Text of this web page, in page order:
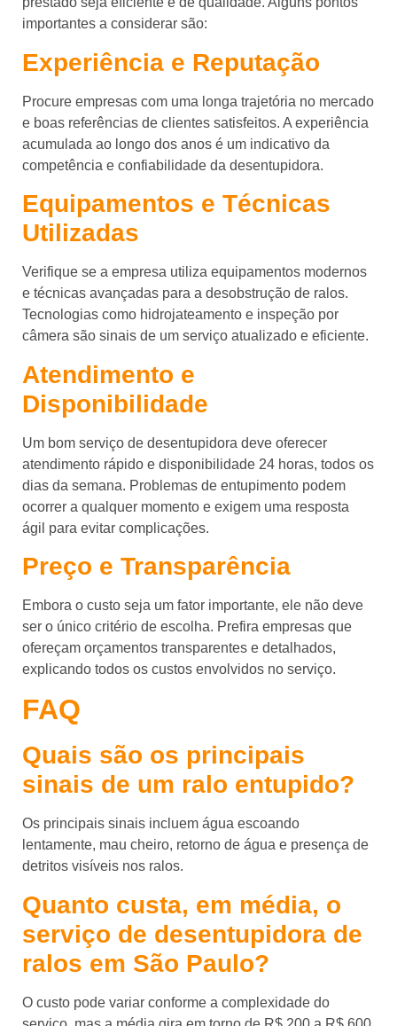
importantes a considerar são:
Experiência e Reputação
Procure empresas com uma longa trajetória no mercado
e boas referências de clientes satisfeitos. A experiência
acumulada ao longo dos anos é um indicativo da
competência e confiabilidade da desentupidora.
Equipamentos e Técnicas
Utilizadas
Verifique se a empresa utiliza equipamentos modernos
e técnicas avançadas para a desobstrução de ralos.
Tecnologias como hidrojateamento e inspeção por
câmera são sinais de um serviço atualizado e eficiente.
Atendimento e
Disponibilidade
Um bom serviço de desentupidora deve oferecer
atendimento rápido e disponibilidade 24 horas, todos os
dias da semana. Problemas de entupimento podem
ocorrer a qualquer momento e exigem uma resposta
ágil para evitar complicações.
Preço e Transparência
Embora o custo seja um fator importante, ele não deve
ser o único critério de escolha. Prefira empresas que
ofereçam orçamentos transparentes e detalhados,
explicando todos os custos envolvidos no serviço.
FAQ
Quais são os principais
sinais de um ralo entupido?
Os principais sinais incluem água escoando
lentamente, mau cheiro, retorno de água e presença de
detritos visíveis nos ralos.
Quanto custa, em média, o
serviço de desentupidora de
ralos em São Paulo?
O custo pode variar conforme a complexidade do